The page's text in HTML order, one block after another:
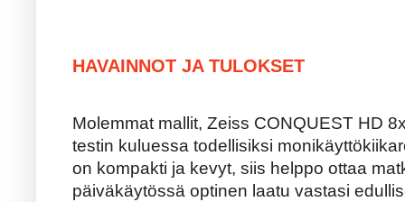
HAVAINNOT JA TULOKSET
Molemmat mallit, Zeiss CONQUEST HD
testin kuluessa todellisiksi
on kompakti ja kevyt, siis helppo ottaa
päiväkäytössä optinen laatu vastasi